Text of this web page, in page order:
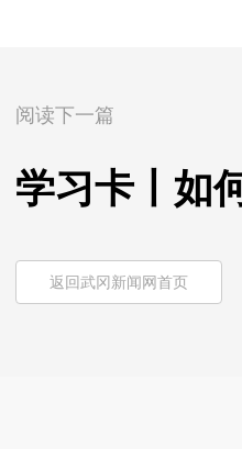
阅读下一篇
学习卡丨如
返回武冈新闻网首页